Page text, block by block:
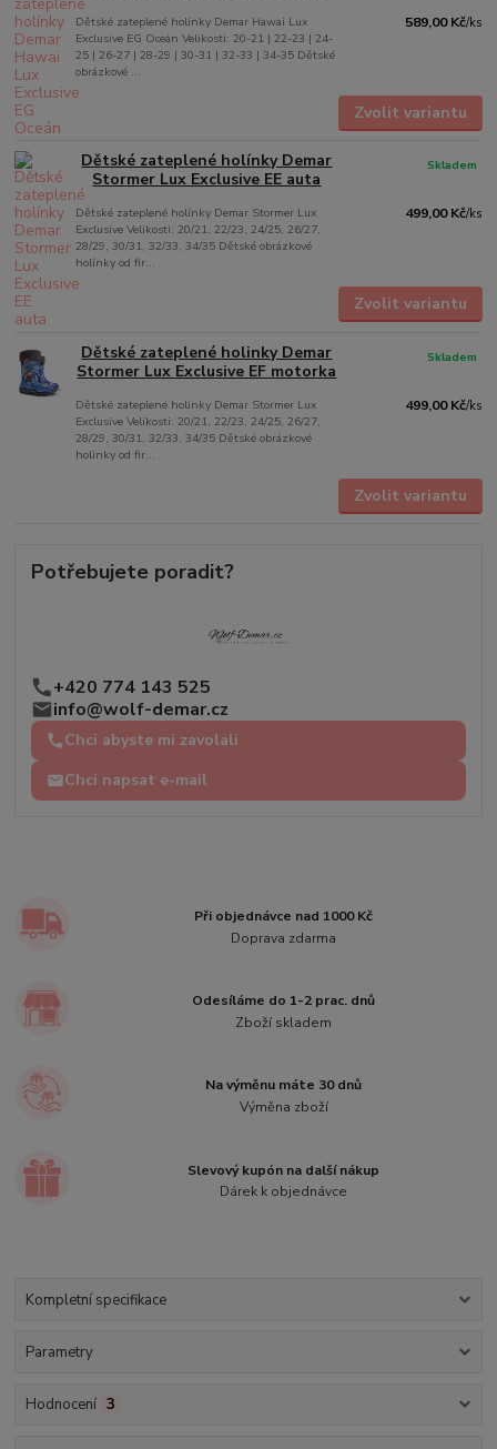
Dětské zateplené holínky Demar Hawai Lux
Exclusive EG Oceán Velikosti: 20-21 | 22-23 | 24-
25 | 26-27 | 28-29 | 30-31 | 32-33 | 34-35 Dětské
obrázkové ...
589,00 Kč/ks
Zvolit variantu
Dětské zateplené holínky Demar
Stormer Lux Exclusive EE auta
Dětské zateplené holínky Demar Stormer Lux
Exclusive Velikosti: 20/21, 22/23, 24/25, 26/27,
28/29, 30/31, 32/33, 34/35 Dětské obrázkové
holínky od fir...
499,00 Kč/ks
Skladem
Zvolit variantu
Dětské zateplené holinky Demar
Stormer Lux Exclusive EF motorka
Dětské zateplené holinky Demar Stormer Lux
Exclusive Velikosti: 20/21, 22/23, 24/25, 26/27,
28/29, 30/31, 32/33, 34/35 Dětské obrázkové
holinky od fir...
499,00 Kč/ks
Skladem
Zvolit variantu
Potřebujete poradit?
+420 774 143 525
info@wolf-demar.cz
Chci abyste mi zavolali
Chci napsat e-mail
Při objednávce nad 1000 Kč
Doprava zdarma
Odesíláme do 1-2 prac. dnů
Zboží skladem
Na výměnu máte 30 dnů
Výměna zboží
Slevový kupón na další nákup
Dárek k objednávce
Kompletní specifikace
Parametry
Hodnocení 3